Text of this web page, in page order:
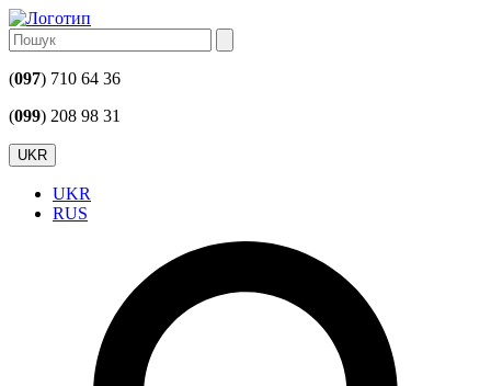
(097) 710 64 36
(099) 208 98 31
UKR
UKR
RUS